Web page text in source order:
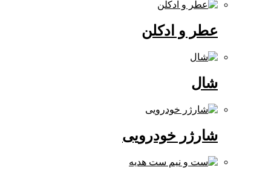
عطر و ادکلن
شارژر خودرویی